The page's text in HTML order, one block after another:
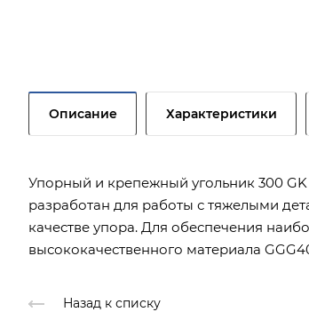
Описание Характеристики
Упорный и крепежный угольник 300
разработан для работы с тяжелыми
качестве упора. Для обеспечения
высококачественного материала
Назад к списку